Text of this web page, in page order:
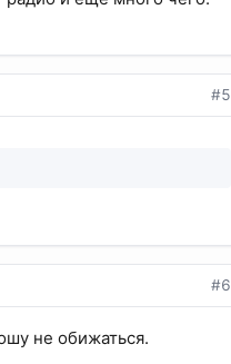
#5
#6
не обижаться.